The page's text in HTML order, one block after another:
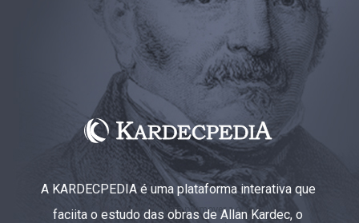
A KARDECPEDIA é uma plataforma interativa que
faciita o estudo das obras de Allan Kardec, o